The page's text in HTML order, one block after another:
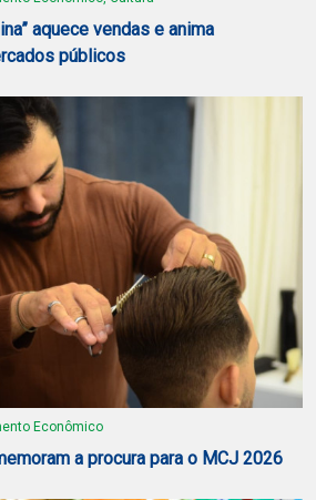
aquece vendas e anima
públicos
Econômico
a procura para o MCJ 2026